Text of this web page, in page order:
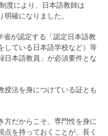
度により、日本語教師は
明確になりました。
が認定する「認定日本語教
している日本語学校など）等
日本語教員」が必須要件とな
授法を身につけている証とも
方だからこそ、専門性を身に
を持っておくことが、長く